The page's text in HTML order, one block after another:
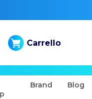
Carrello
Brand Blog